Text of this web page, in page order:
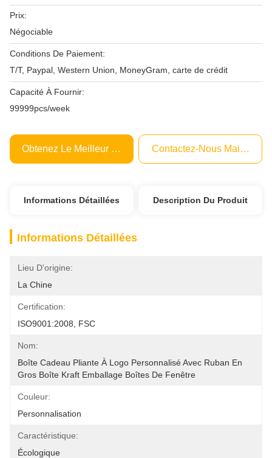
Prix:
Négociable
Conditions De Paiement:
T/T, Paypal, Western Union, MoneyGram, carte de crédit
Capacité À Fournir:
99999pcs/week
Obtenez Le Meilleur Prix Contactez-Nous Maintenant
Informations Détaillées Description Du Produit
Informations Détaillées
Lieu D'origine:
La Chine
Certification:
ISO9001:2008, FSC
Nom:
Boîte Cadeau Pliante À Logo Personnalisé Avec Ruban En
Gros Boîte Kraft Emballage Boîtes De Fenêtre
Couleur:
Personnalisation
Caractéristique:
Écologique